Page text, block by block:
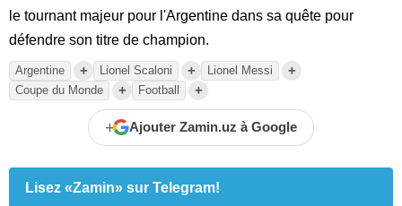
le tournant majeur pour l'Argentine dans sa quête pour
défendre son titre de champion.
Argentine + Lionel Scaloni + Lionel Messi +
Coupe du Monde + Football +
+ Ajouter Zamin.uz à Google
Lisez «Zamin» sur Telegram!